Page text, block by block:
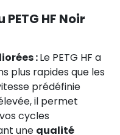
HF Noir
:Le PETG HF a
plus rapides que les
prédéfinie
il permet
cycles
une qualité